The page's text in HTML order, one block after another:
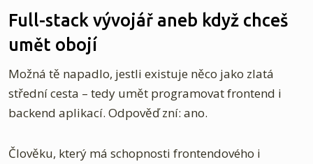
Full-stack vývojář aneb když chceš
umět obojí
Možná tě napadlo, jestli existuje něco jako zlatá
střední cesta – tedy umět programovat frontend i
backend aplikací. Odpověď zní: ano.
Člověku, který má schopnosti frontendového i